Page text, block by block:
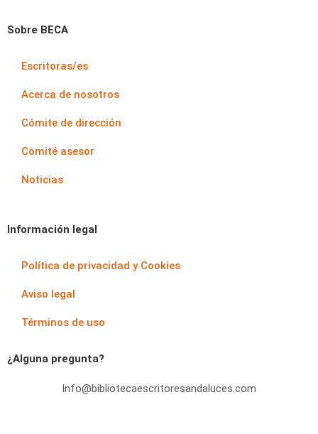
Sobre BECA
Escritoras/es
Acerca de nosotros
Cómite de dirección
Comité asesor
Noticias
Información legal
Política de privacidad y Cookies
Aviso legal
Términos de uso
¿Alguna pregunta?
Info@bibliotecaescritoresandaluces.com